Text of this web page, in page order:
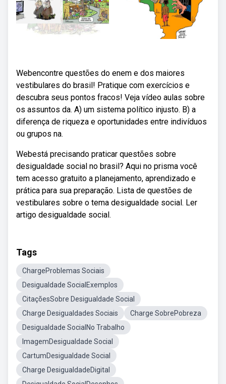
Webencontre questões do enem e dos maiores
vestibulares do brasil! Pratique com exercícios e
descubra seus pontos fracos! Veja vídeo aulas sobre
os assuntos da. A) um sistema político injusto. B) a
diferença de riqueza e oportunidades entre indivíduos
ou grupos na.
Webestá precisando praticar questões sobre
desigualdade social no brasil? Aqui no prisma você
tem acesso gratuito a planejamento, aprendizado e
prática para sua preparação. Lista de questões de
vestibulares sobre o tema desigualdade social. Ler
artigo desigualdade social.
Tags
ChargeProblemas Sociais
Desigualdade SocialExemplos
CitaçõesSobre Desigualdade Social
Charge Desigualdades Sociais
Charge SobrePobreza
Desigualdade SocialNo Trabalho
ImagemDesigualdade Social
CartumDesigualdade Social
Charge DesigualdadeDigital